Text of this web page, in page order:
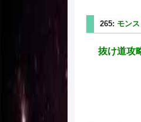
265: モン
抜け道攻